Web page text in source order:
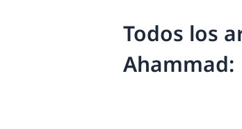
Todos los
Ahammad: